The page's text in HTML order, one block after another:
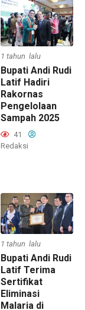
1 tahun lalu
Bupati Andi Rudi
Latif Hadiri
Rakornas
Pengelolaan
Sampah 2025
41
Redaksi
1 tahun lalu
Bupati Andi Rudi
Latif Terima
Sertifikat
Eliminasi
Malaria di